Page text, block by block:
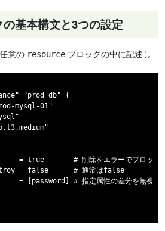
基本構文と3つの設定
意の resource ブロックの中に記述し
"prod_db" {
mysql-01"
= true       # 削除をエラーでブロック
= false      # 通常はfalse
= [password] # 指定属性の差分を無視